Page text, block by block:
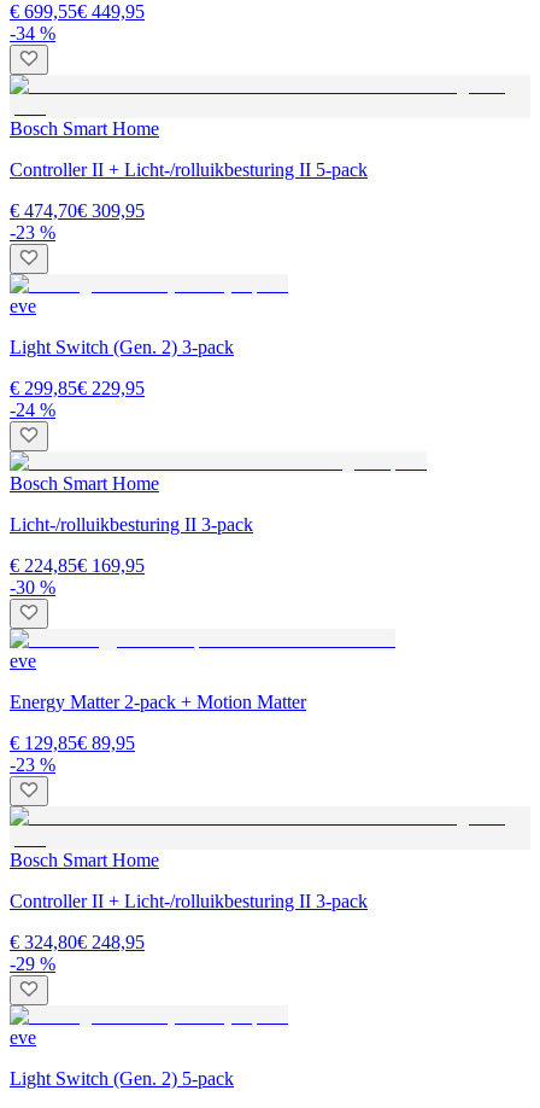
€ 699,55€ 449,95
-34 %
Bosch Smart Home
Controller II + Licht-/rolluikbesturing II 5-pack
€ 474,70€ 309,95
-23 %
eve
Light Switch (Gen. 2) 3-pack
€ 299,85€ 229,95
-24 %
Bosch Smart Home
Licht-/rolluikbesturing II 3-pack
€ 224,85€ 169,95
-30 %
eve
Energy Matter 2-pack + Motion Matter
€ 129,85€ 89,95
-23 %
Bosch Smart Home
Controller II + Licht-/rolluikbesturing II 3-pack
€ 324,80€ 248,95
-29 %
eve
Light Switch (Gen. 2) 5-pack